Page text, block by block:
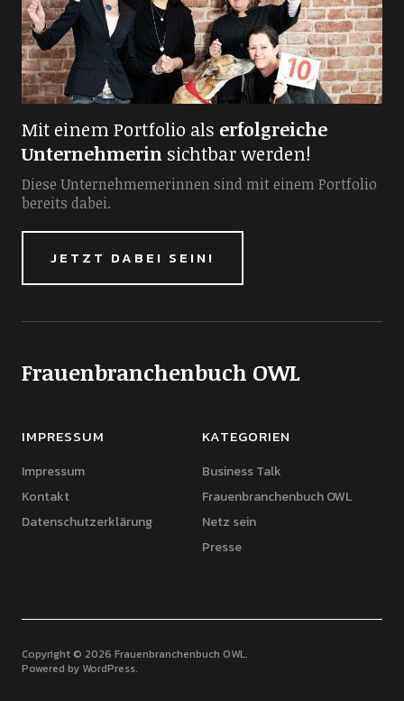
Mit einem Portfolio als erfolgreiche
Unternehmerinsichtbar werden!
Diese Unternehmemerinnen sind mit einem Portfolio
bereits dabei.
JETZT DABEI SEIN!
Frauenbranchenbuch OWL
IMPRESSUM
Impressum
Kontakt
Datenschutzerklärung
KATEGORIEN
Business Talk
Frauenbranchenbuch OWL
Netz sein
Presse
Copyright © 2026 Frauenbranchenbuch OWL
Powered by WordPress